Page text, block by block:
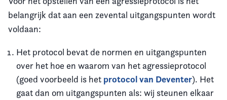
belangrijk dat aan een zevental uitgangspunten wordt
voldaan:
Het protocol bevat de normen en uitgangspunten
over het hoe en waarom van het agressieprotocol
(goed voorbeeld is het protocol van Deventer). Het
gaat dan om uitgangspunten als: wij steunen elkaar